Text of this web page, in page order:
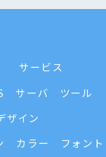
サービス
サーバ ツール
ザイン
カラー フォント